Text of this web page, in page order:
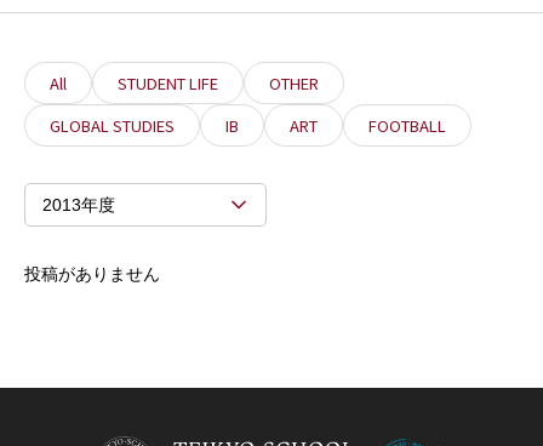
All STUDENT LIFE
OTHER
GLOBAL STUDIES
IB ART FOOTBALL
2013年度
投稿がありません